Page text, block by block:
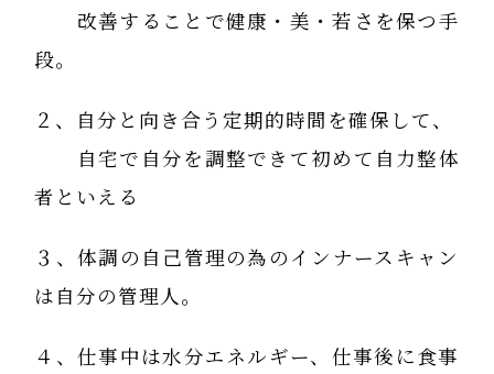
改善することで健康・美・若さを保つ手
段。
２、自分と向き合う定期的時間を確保して、
自宅で自分を調整できて初めて自力整体
者といえる
３、体調の自己管理の為のインナースキャン
は自分の管理人。
４、仕事中は水分エネルギー、仕事後に食事